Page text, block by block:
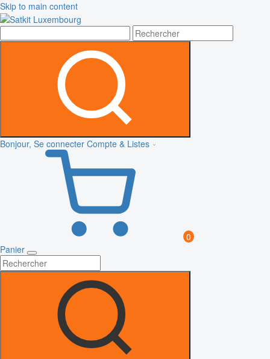
Skip to main content
Bonjour, Se connecter Compte & Listes
0
Panier